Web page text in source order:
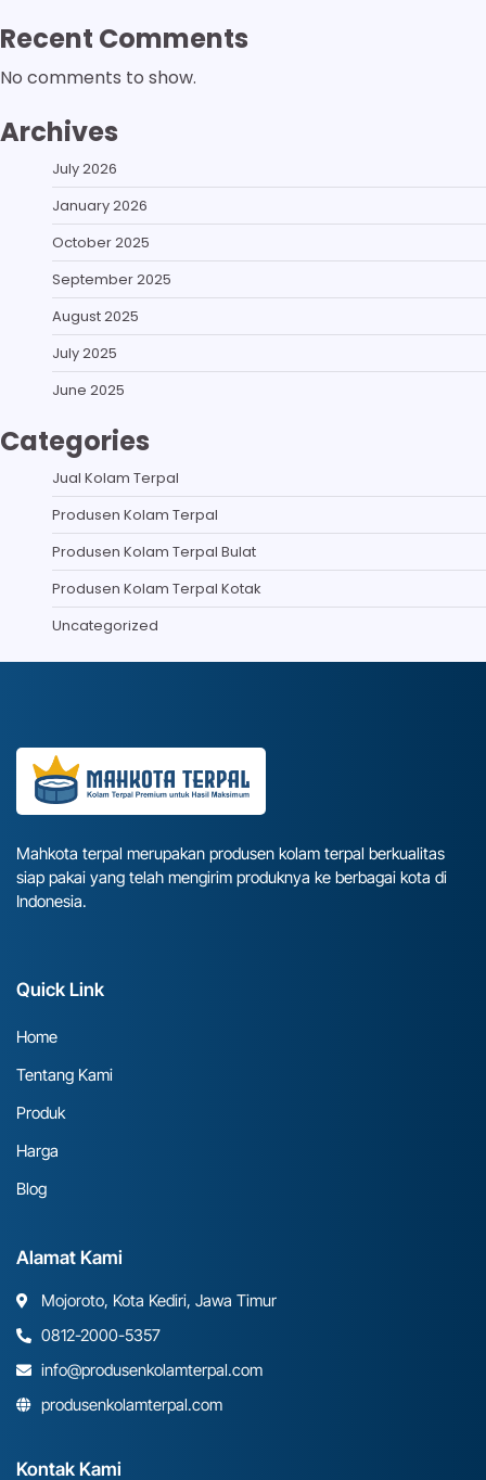
Recent Comments
No comments to show.
Archives
July 2026
January 2026
October 2025
September 2025
August 2025
July 2025
June 2025
Categories
Jual Kolam Terpal
Produsen Kolam Terpal
Produsen Kolam Terpal Bulat
Produsen Kolam Terpal Kotak
Uncategorized
Mahkota terpal merupakan produsen kolam terpal berkualitas
siap pakai yang telah mengirim produknya ke berbagai kota di
Indonesia.
Quick Link
Home
Tentang Kami
Produk
Harga
Blog
Alamat Kami
Mojoroto, Kota Kediri, Jawa Timur
0812-2000-5357
info@produsenkolamterpal.com
produsenkolamterpal.com
Kontak Kami